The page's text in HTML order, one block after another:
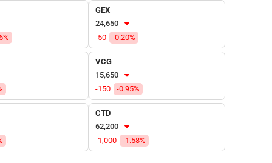
Tự doanh mua
GEX
24,650
-50
-0.20%
VCG
15,650
-150
-0.95%
CTD
62,200
-1,000
-1.58%